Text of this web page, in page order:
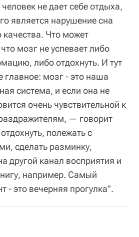
не дает себе отдыха,
является нарушение сна
качества. Что может
мозг не успевает либо
либо отдохнуть. И тут
главное: мозг - это наша
система, и если она не
очень чувствительной к
— говорит
полежать с
сделать разминку,
другой канал восприятия и
например. Самый
- это вечерняя прогулка".